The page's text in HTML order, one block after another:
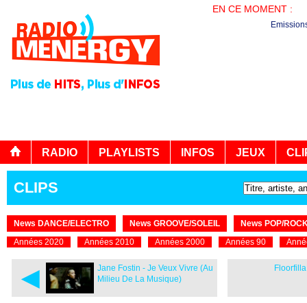
EN CE MOMENT :
RADIO PLAYLISTS INFOS JEUX
CLIPS
News DANCE/ELECTRO News GROOVE/SOLEIL
News POP/
Années 2020
Années 2010 Années 2000 Années 90
◄
Jane Fostin - Je Veux Vivre (Au
Milieu De La Musique)